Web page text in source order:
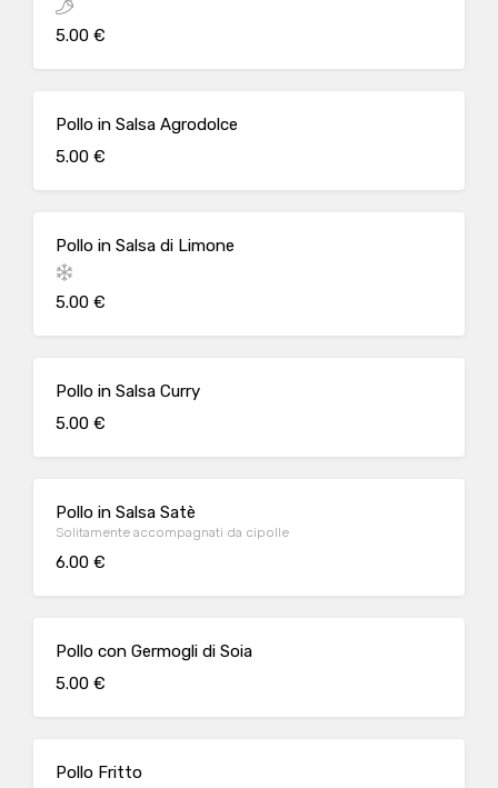
5.00 €
Pollo in Salsa Agrodolce
5.00 €
Pollo in Salsa di Limone
5.00 €
Pollo in Salsa Curry
5.00 €
Pollo in Salsa Satè
Solitamente accompagnati da cipolle
6.00 €
Pollo con Germogli di Soia
5.00 €
Pollo Fritto